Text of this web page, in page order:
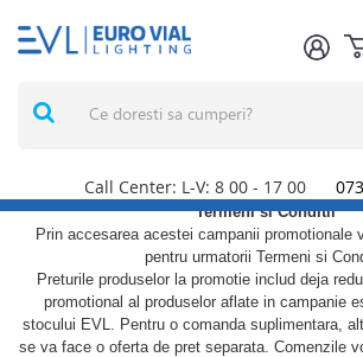
Call Center: L-V: 8 00 - 17 00
Termeni si Conditii
Prin accesarea acestei campanii promotionale
pentru urmatorii Termeni si
Preturile produselor la promotie includ deja
promotional al produselor aflate in campanie
stocului EVL. Pentru o comanda suplimentara,
se va face o oferta de pret separata. Comenzile